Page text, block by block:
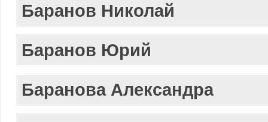
Баранов Николай
Баранов Юрий
Баранова Александра